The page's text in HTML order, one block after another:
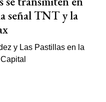
señal TNT y la